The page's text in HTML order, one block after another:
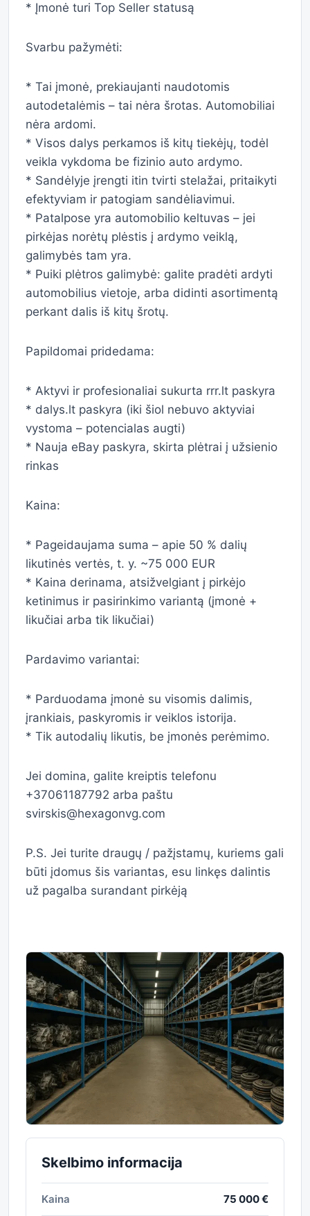
* Įmonė turi Top Seller statusą
Svarbu pažymėti:
* Tai įmonė, prekiaujanti naudotomis
autodetalėmis – tai nėra šrotas. Automobiliai
nėra ardomi.
* Visos dalys perkamos iš kitų tiekėjų, todėl
veikla vykdoma be fizinio auto ardymo.
* Sandėlyje įrengti itin tvirti stelažai, pritaikyti
efektyviam ir patogiam sandėliavimui.
* Patalpose yra automobilio keltuvas – jei
pirkėjas norėtų plėstis į ardymo veiklą,
galimybės tam yra.
* Puiki plėtros galimybė: galite pradėti ardyti
automobilius vietoje, arba didinti asortimentą
perkant dalis iš kitų šrotų.
Papildomai pridedama:
* Aktyvi ir profesionaliai sukurta rrr.lt paskyra
* dalys.lt paskyra (iki šiol nebuvo aktyviai
vystoma – potencialas augti)
* Nauja eBay paskyra, skirta plėtrai į užsienio
rinkas
Kaina:
* Pageidaujama suma – apie 50 % dalių
likutinės vertės, t. y. ~75 000 EUR
* Kaina derinama, atsižvelgiant į pirkėjo
ketinimus ir pasirinkimo variantą (įmonė +
likučiai arba tik likučiai)
Pardavimo variantai:
* Parduodama įmonė su visomis dalimis,
įrankiais, paskyromis ir veiklos istorija.
* Tik autodalių likutis, be įmonės perėmimo.
Jei domina, galite kreiptis telefonu
+37061187792 arba paštu
svirskis@hexagonvg.com
P.S. Jei turite draugų / pažįstamų, kuriems gali
būti įdomus šis variantas, esu linkęs dalintis
už pagalba surandant pirkėją
Skelbimo informacija
Kaina 75 000 €